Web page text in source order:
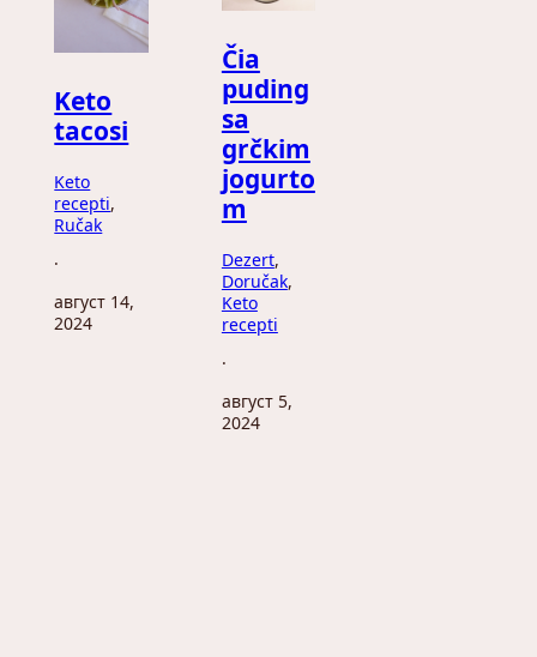
Keto
tacosi
Keto
recepti
Ručak
·
август 14,
2024
Čia
puding
sa
grčkim
jogurto
m
Dezert
Doručak
Keto
recepti
·
август 5,
2024